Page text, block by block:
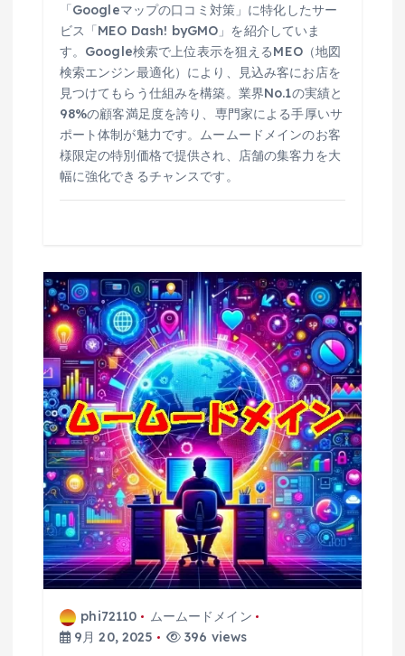
「Googleマップの口コミ対策」に特化したサー
ビス「MEO Dash! byGMO」を紹介していま
す。Google検索で上位表示を狙えるMEO（地図
検索エンジン最適化）により、見込み客にお店を
見つけてもらう仕組みを構築。業界No.1の実績と
98%の顧客満足度を誇り、専門家による手厚いサ
ポート体制が魅力です。ムームードメインのお客
様限定の特別価格で提供され、店舗の集客力を大
幅に強化できるチャンスです。
phi72110
ムームードメイン
9月 20, 2025
396 views